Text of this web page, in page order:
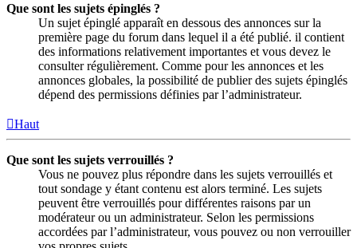
Que sont les sujets épinglés ?
Un sujet épinglé apparaît en dessous des annonces sur la
première page du forum dans lequel il a été publié. il contient
des informations relativement importantes et vous devez le
consulter régulièrement. Comme pour les annonces et les
annonces globales, la possibilité de publier des sujets épinglés
dépend des permissions définies par l’administrateur.
Haut
Que sont les sujets verrouillés ?
Vous ne pouvez plus répondre dans les sujets verrouillés et
tout sondage y étant contenu est alors terminé. Les sujets
peuvent être verrouillés pour différentes raisons par un
modérateur ou un administrateur. Selon les permissions
accordées par l’administrateur, vous pouvez ou non verrouiller